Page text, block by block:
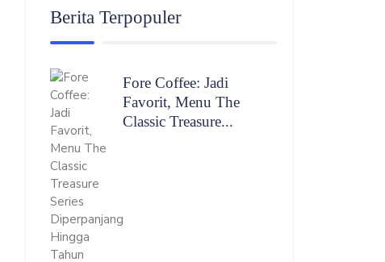
Berita Terpopuler
Fore Coffee: Jadi
Favorit, Menu The
Classic Treasure...